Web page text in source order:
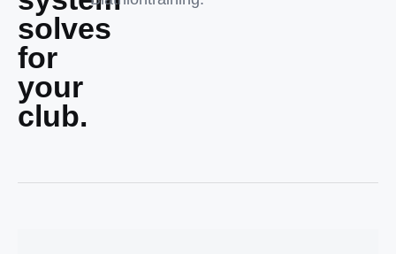
solves
for
your
club.